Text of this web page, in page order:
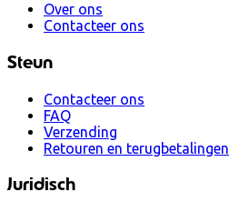
Over ons
Contacteer ons
Steun
Contacteer ons
FAQ
Verzending
Retouren en terugbetalingen
Juridisch